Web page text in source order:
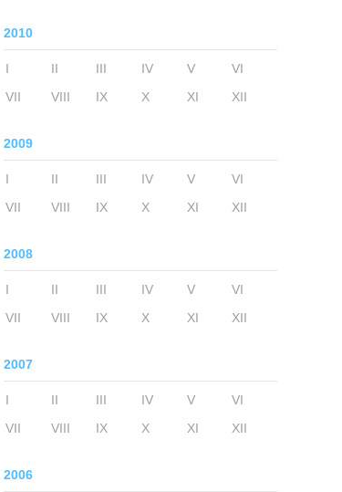
2010
I II III IV V
VI
VII
VIII IX X XI XII
2009
I II III IV V
VI
VII
VIII IX X XI XII
2008
I II III IV V
VI
VII
VIII IX X XI XII
2007
I II III IV V
VI
VII
VIII IX X XI XII
2006